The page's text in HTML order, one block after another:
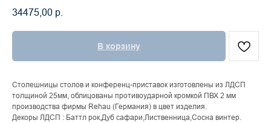
34475,00 р.
В корзину
Столешницы столов и конференц-приставок изготовлены из ЛДСП
толщиной 25мм, облицованы противоударной кромкой ПВХ 2 мм
производства фирмы Rehau (Германия) в цвет изделия.
Декоры ЛДСП : Баттл рок,Дуб сафари,Лиственница,Сосна винтер.